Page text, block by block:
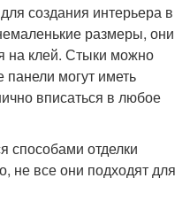
создания интерьера в
размеры, они
на клей. Стыки можно
могут иметь
вписаться в любое
способами отделки
не все они подходят для